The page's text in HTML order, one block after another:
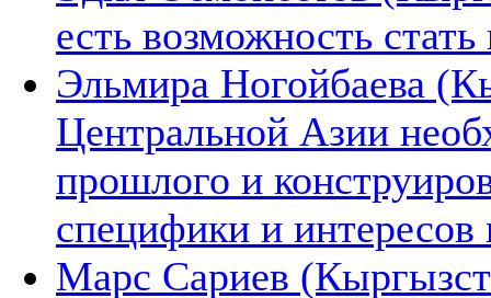
есть возможность
Эльмира Ногойбаева
Центральной Азии
прошлого и
специфики и интересов
Марс Сариев